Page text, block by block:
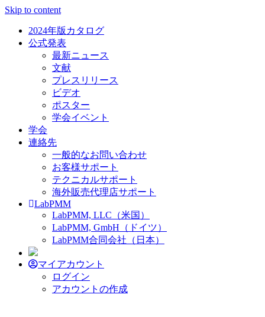
Skip to content
2024年版カタログ
公式発表
最新ニュース
文献
プレスリリース
ビデオ
ポスター
学会イベント
学会
連絡先
一般的なお問い合わせ
お客様サポート
テクニカルサポート
海外販売代理店サポート
LabPMM
LabPMM, LLC（米国）
LabPMM, GmbH（ドイツ）
LabPMM合同会社（日本）
マイアカウント
ログイン
アカウントの作成